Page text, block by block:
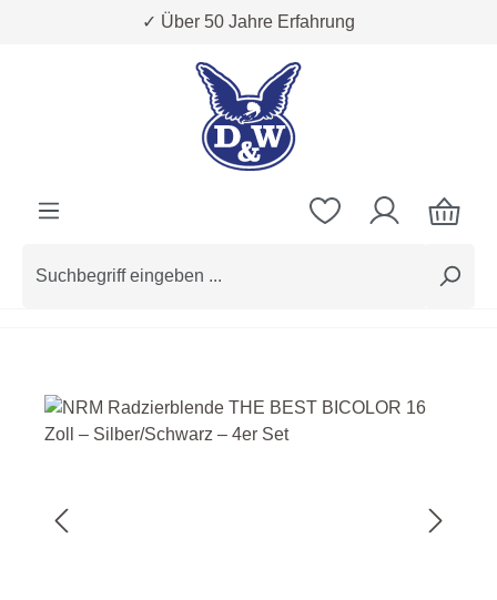
Zum Hauptinhalt springen✓ Über 50 Jahre Erfahrung
Bildergalerie überspringen